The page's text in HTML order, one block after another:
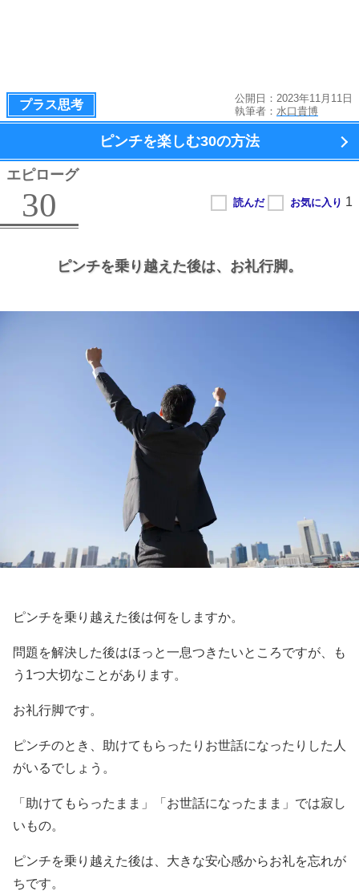
プラス思考
公開日：2023年11月11日
執筆者： 水口貴博
ピンチを楽しむ30の方法
エピローグ
30
ピンチを乗り越えた後は、 お礼行脚。
ピンチを乗り越えた後は何をしますか。
問題を解決した後はほっと一息つきたいところですが、も
う1つ大切なことがあります。
お礼行脚です。
ピンチのとき、助けてもらったりお世話になったりした人
がいるでしょう。
「助けてもらったまま」「お世話になったまま」では寂し
いもの。
ピンチを乗り越えた後は、大きな安心感からお礼を忘れが
ちです。